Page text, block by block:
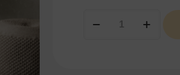
cantidad